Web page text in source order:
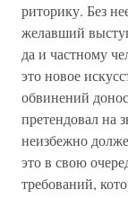
ритори­ку. Без
желавший
да и частному
это новое
обвинений
претендовал на
неизбежно
это в свою
требований,